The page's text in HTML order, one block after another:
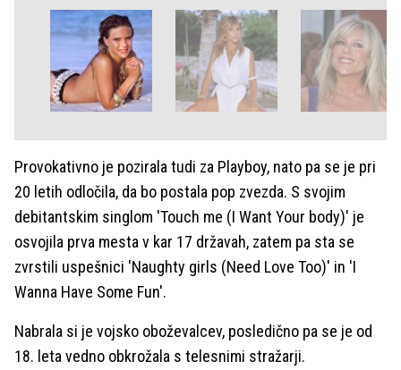
Provokativno je pozirala tudi za Playboy, nato pa se je pri
20 letih odločila, da bo postala pop zvezda. S svojim
debitantskim singlom 'Touch me (I Want Your body)' je
osvojila prva mesta v kar 17 državah, zatem pa sta se
zvrstili uspešnici 'Naughty girls (Need Love Too)' in 'I
Wanna Have Some Fun'.
Nabrala si je vojsko oboževalcev, posledično pa se je od
18. leta vedno obkrožala s telesnimi stražarji.